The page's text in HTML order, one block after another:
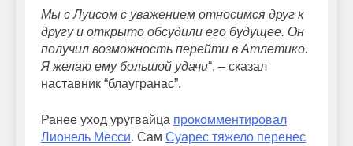
Мы с Луисом с уважением относимся друг к
другу и открыто обсудили его будущее. Он
получил возможность перейти в Атлетико.
Я желаю ему большой удачи“, – сказал
наставник “блаугранас”.
Ранее уход уругвайца прокомментировал
Лионель Месси. Сам Суарес тяжело перенес